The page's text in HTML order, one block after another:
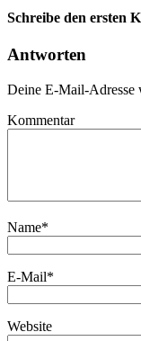
Schreibe den ersten
Antworten
Deine E-Mail-
Kommentar
Name*
E-Mail*
Website